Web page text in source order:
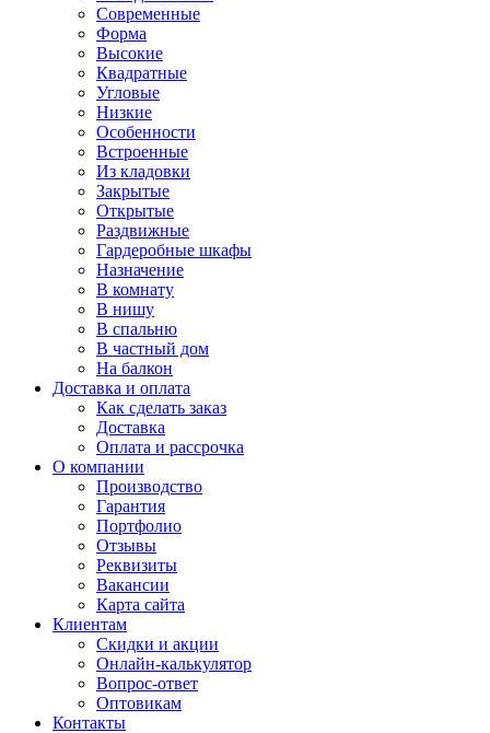
Современные
Форма
Высокие
Квадратные
Угловые
Низкие
Особенности
Встроенные
Из кладовки
Закрытые
Открытые
Раздвижные
Гардеробные шкафы
Назначение
В комнату
В нишу
В спальню
В частный дом
На балкон
Доставка и оплата
Как сделать заказ
Доставка
Оплата и рассрочка
О компании
Производство
Гарантия
Портфолио
Отзывы
Реквизиты
Вакансии
Карта сайта
Клиентам
Скидки и акции
Онлайн-калькулятор
Вопрос-ответ
Оптовикам
Контакты